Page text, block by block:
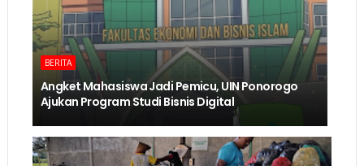
BERITA
Angket Mahasiswa Jadi Pemicu, UIN Ponorogo
Ajukan Program Studi Bisnis Digital